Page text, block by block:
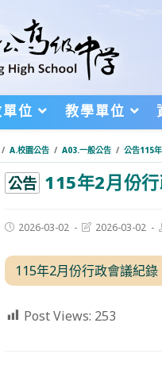
單位 教學單位
/ A.校園公告 / A03.一般公告 / 公告115
公告 115年2月份
Post2026-03-02
Post2026-03-02
115年2月份行政會議紀錄
Post Views: 253